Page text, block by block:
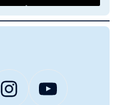
Instagram YouTube